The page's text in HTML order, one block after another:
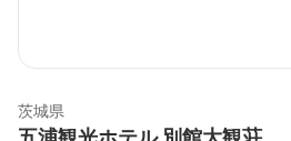
茨城県